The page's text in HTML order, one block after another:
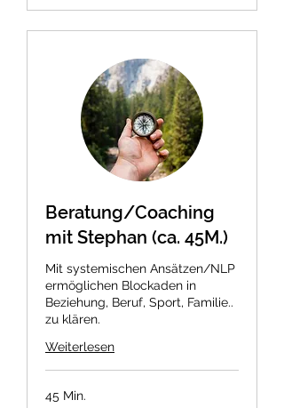
Beratung/Coaching
mit Stephan (ca. 45M.)
Mit systemischen Ansätzen/NLP
ermöglichen Blockaden in
Beziehung, Beruf, Sport, Familie..
zu klären.
Weiterlesen
45 Min.